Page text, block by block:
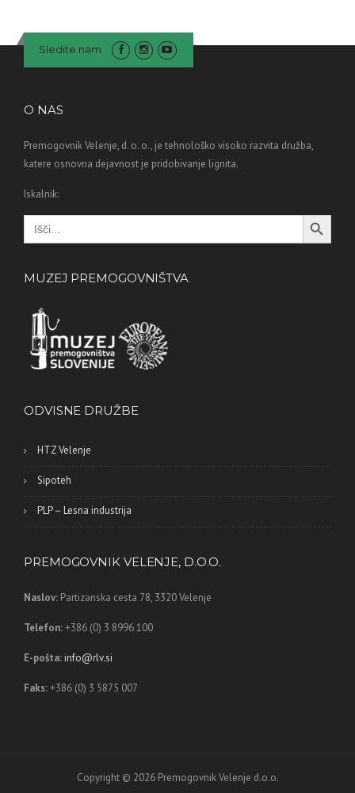
Sledite nam
O NAS
Premogovnik Velenje, d. o. o., je tehnološko visoko razvita družba,
katere osnovna dejavnost je pridobivanje lignita.
Iskalnik:
Search
for:
Search Button
MUZEJ PREMOGOVNIŠTVA
ODVISNE DRUŽBE
HTZ Velenje
Sipoteh
PLP – Lesna industrija
PREMOGOVNIK VELENJE, D.O.O.
Naslov: Partizanska cesta 78, 3320 Velenje
Telefon:+386 (0) 3 8996 100
E-pošta: info@rlv.si
Faks:+386 (0) 3 5875 007
Copyright © 2026 Premogovnik Velenje d.o.o.